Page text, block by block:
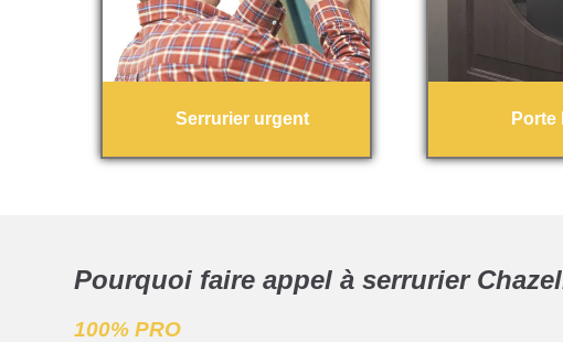
Serrurier urgent Porte
Pourquoi faire appel à serrurier
100% PRO